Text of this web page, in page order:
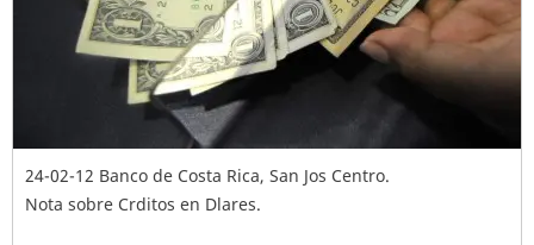
24-02-12 Banco de Costa Rica, San Jos Centro.
Nota sobre Crditos en Dlares.